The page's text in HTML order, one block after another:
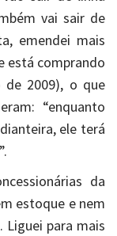
vai sair de
emendei mais
está comprando
de 2009), o que
“enquanto
ele terá
da
estoque e nem
Liguei para mais